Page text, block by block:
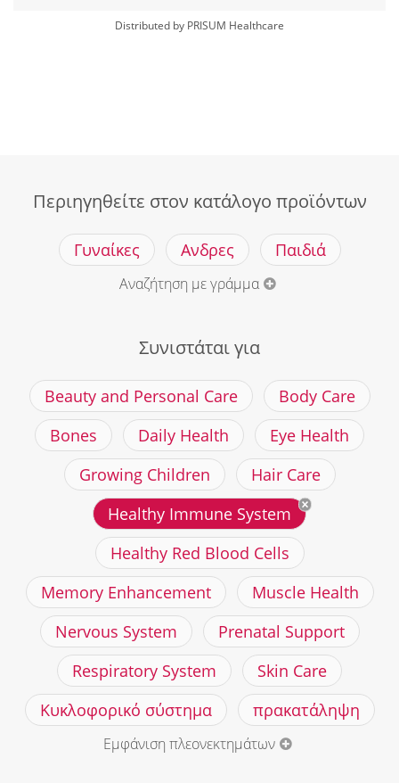
Distributed by PRISUM Healthcare
Περιηγηθείτε στον κατάλογο προϊόντων
Γυναίκες Ανδρες Παιδιά
Αναζήτηση με γράμμα
Συνιστάται για
Beauty and Personal Care
Body Care
Bones
Daily Health
Eye Health
Growing Children
Hair Care
Healthy Immune System
Healthy Red Blood Cells
Memory Enhancement
Muscle Health
Nervous System
Prenatal Support
Respiratory System
Skin Care
Κυκλοφορικό σύστημα
πρακατάληψη
Εμφάνιση πλεονεκτημάτων